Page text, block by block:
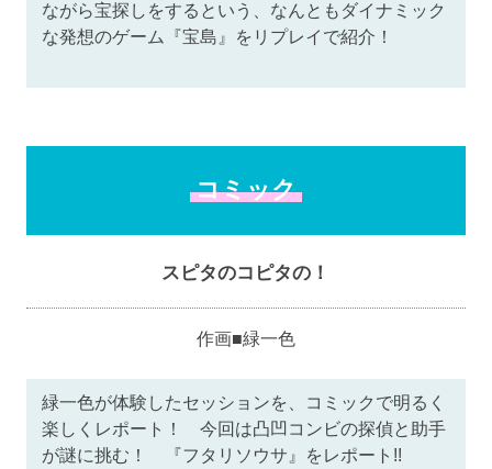
ながら宝探しをするという、なんともダイナミック
な発想のゲーム『宝島』をリプレイで紹介！
コミック
スピタのコピタの！
作画■緑一色
緑一色が体験したセッションを、コミックで明るく
楽しくレポート！ 今回は凸凹コンビの探偵と助手
が謎に挑む！ 『フタリソウサ』をレポート!!